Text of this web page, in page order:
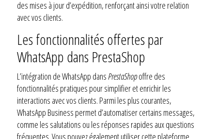
des mises à jour d’expédition, renforçant ainsi votre relation
avec vos clients.
Les fonctionnalités offertes par
WhatsApp dans PrestaShop
L’intégration de WhatsApp dansPrestaShopoffre des
fonctionnalités pratiques pour simplifier et enrichir les
interactions avec vos clients. Parmi les plus courantes,
WhatsApp Business permet d’automatiser certains messages,
comme les salutations ou les réponses rapides aux questions
fréquentes. Vous pouvez également utiliser cette plateforme